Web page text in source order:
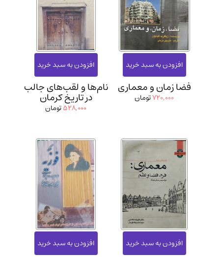
فضا زمان و معماری
720,000تومان
نام‌ها و لقب‌های جالب
در تاریخ کرمان
528,000تومان